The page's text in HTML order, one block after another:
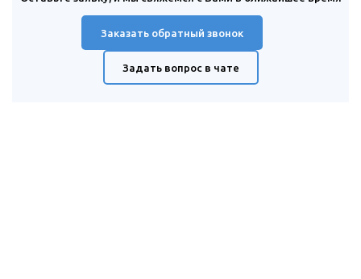
Заказать обратный звонок
Задать вопрос в чате